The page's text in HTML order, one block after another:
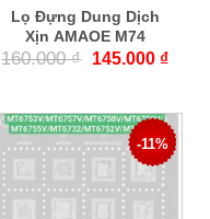
Lọ Đựng Dung Dịch
Xịn AMAOE M74
160.000₫ 145.000 ₫
-11%